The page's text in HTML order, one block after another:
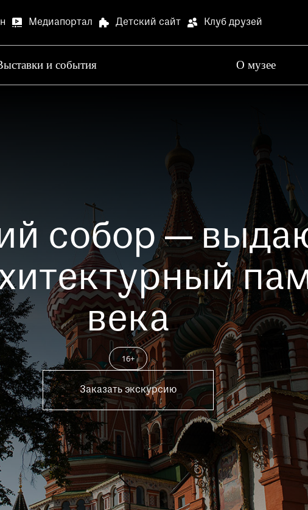
Медиапортал Детский сайт Клуб друзей
и события О музее
Детский сайт
Специальный
В залах
специальный
Просим вас
Опрос о
Просим вас
Ваше мнение
Пройти опрос
собор —
века
16+
Заказать экскурсию